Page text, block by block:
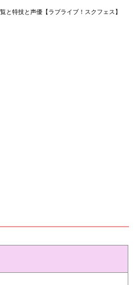
と特技と声優【ラブライブ！スクフェス】